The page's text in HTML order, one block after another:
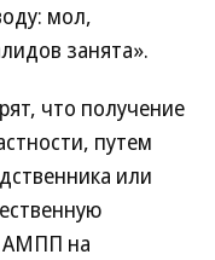
мол,
занята».
что получение
путем
или
АМПП на